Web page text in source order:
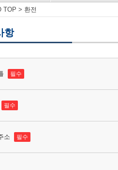
TOP > 환전
항
필수
필수
소 필수